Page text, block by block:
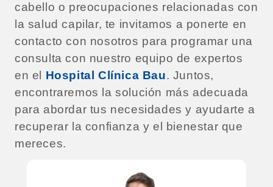
cabello o preocupaciones relacionadas con
la salud capilar, te invitamos a ponerte en
contacto con nosotros para programar una
consulta con nuestro equipo de expertos
en el Hospital Clínica Bau. Juntos,
encontraremos la solución más adecuada
para abordar tus necesidades y ayudarte a
recuperar la confianza y el bienestar que
mereces.